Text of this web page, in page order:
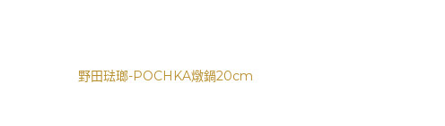
野田琺瑯-POCHKA燉鍋20cm